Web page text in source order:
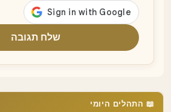
שלח תגובה
📖 התהלים היומי